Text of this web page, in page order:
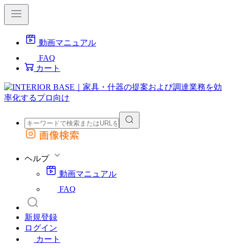
動画マニュアル
FAQ
カート
外部サイトの商品をカートに追加
画像検索
ヘルプ
動画マニュアル
FAQ
新規登録
ログイン
カート